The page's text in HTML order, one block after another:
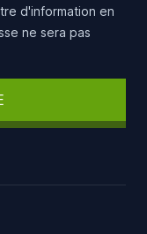
d'information en
ne sera pas